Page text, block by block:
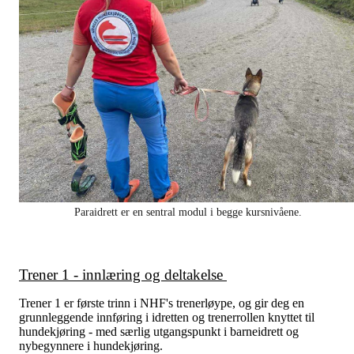
Paraidrett er en sentral modul i begge kursnivåene.
Trener 1 - innlæring og deltakelse
Trener 1 er første trinn i NHF's trenerløype, og gir deg en
grunnleggende innføring i idretten og trenerrollen knyttet til
hundekjøring - med særlig utgangspunkt i barneidrett og
nybegynnere i hundekjøring.